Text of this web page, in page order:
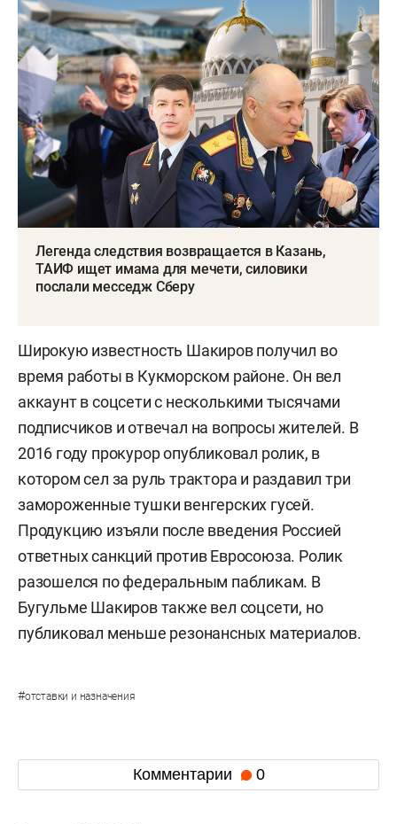
Легенда следствия возвращается в Казань,
ТАИФ ищет имама для мечети, силовики
послали месседж Сберу
Широкую известность Шакиров получил во
время работы в Кукморском районе. Он вел
аккаунт в соцсети с несколькими тысячами
подписчиков и отвечал на вопросы жителей. В
2016 году прокурор опубликовал ролик, в
котором сел за руль трактора и раздавил три
замороженные тушки венгерских гусей.
Продукцию изъяли после введения Россией
ответных санкций против Евросоюза. Ролик
разошелся по федеральным пабликам. В
Бугульме Шакиров также вел соцсети, но
публиковал меньше резонансных материалов.
#отставки и назначения
Комментарии 0